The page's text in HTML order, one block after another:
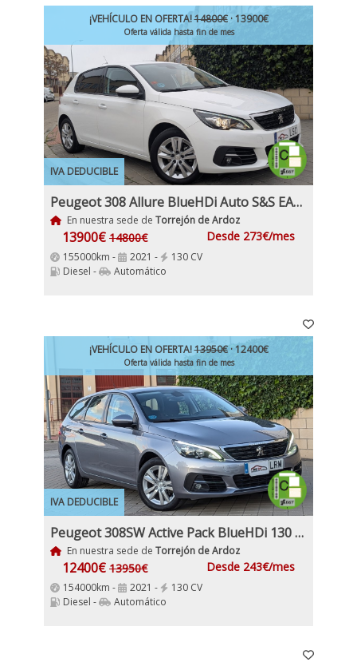
IVA DEDUCIBLE
¡VEHÍCULO EN OFERTA!14800€· 13900€
Oferta válida hasta fin de mes
Peugeot 308 Allure BlueHDi Auto S&S EAT8 130Cv Etiqueta medioambiental C IVA y Garantía Inc Nacional
En nuestra sede de Torrejón de Ardoz
13900€ 14800€ Desde 273€/mes
155000km - 2021 -
130 CV
Diesel -
Automático
IVA DEDUCIBLE
¡VEHÍCULO EN OFERTA!13950€· 12400€
Oferta válida hasta fin de mes
Peugeot 308SW Active Pack BlueHDi 130 S&S EAT8
En nuestra sede de Torrejón de Ardoz
12400€ 13950€ Desde 243€/mes
154000km - 2021 -
130 CV
Diesel -
Automático